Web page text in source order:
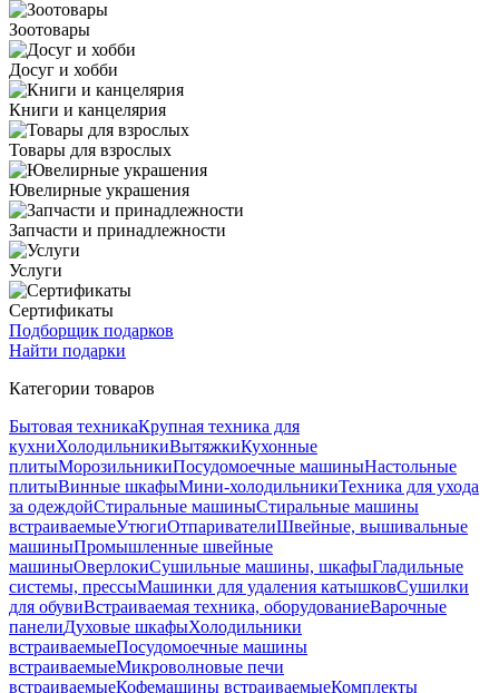
Зоотовары
Досуг и хобби
Книги и канцелярия
Товары для взрослых
Ювелирные украшения
Запчасти и принадлежности
Услуги
Сертификаты
Подборщик подарков
Найти подарки
Категории товаров
Бытовая техникаКрупная техника для
кухниХолодильникиВытяжкиКухонные
плитыМорозильникиПосудомоечные машиныНастольные
плитыВинные шкафыМини-холодильникиТехника для ухода
за одеждойСтиральные машиныСтиральные машины
встраиваемыеУтюгиОтпаривателиШвейные, вышивальные
машиныПромышленные швейные
машиныОверлокиСушильные машины, шкафыГладильные
системы, прессыМашинки для удаления катышковСушилки
для обувиВстраиваемая техника, оборудованиеВарочные
панелиДуховые шкафыХолодильники
встраиваемыеПосудомоечные машины
встраиваемыеМикроволновые печи
встраиваемыеКофемашины встраиваемыеКомплекты